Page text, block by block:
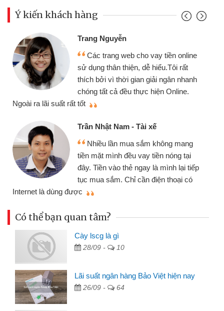
Ý kiến khách hàng
Đoàn Hữu Cảnh
Mình cần tiền gấp nên định cầm cố
chiếc xe wave nhưng thật may đã có
gói vay tiền bằng CMND online không
cần gặp mặt nên rất tiện lợi, sẽ giới
thiệu cho bạn bè biết
Cấn Văn Lực - Tạp hóa
Tôi kinh doanh buôn bán nhỏ lẻ
nhiều lúc cần vốn nhập hàng, nhờ biết
đến website qua bạn bè giới thiệu tôi
đã giải quyết được công việc của
mình nhanh chóng
Có thể bạn quan tâm?
Cày lscg là gì
28/09 - 10
Lãi suất ngân hàng Bảo Việt hiện nay
26/09 - 64